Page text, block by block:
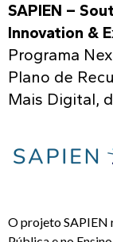
PT
SAPIEN –
Innovation &
Programa
Plano de
Mais Digital,
O projeto SAPIEN